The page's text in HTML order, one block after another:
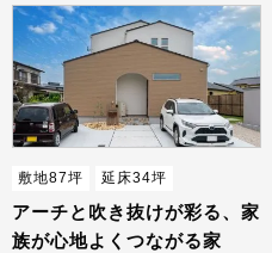
敷地87坪 延床34坪
アーチと吹き抜けが彩る、家
族が心地よくつながる家